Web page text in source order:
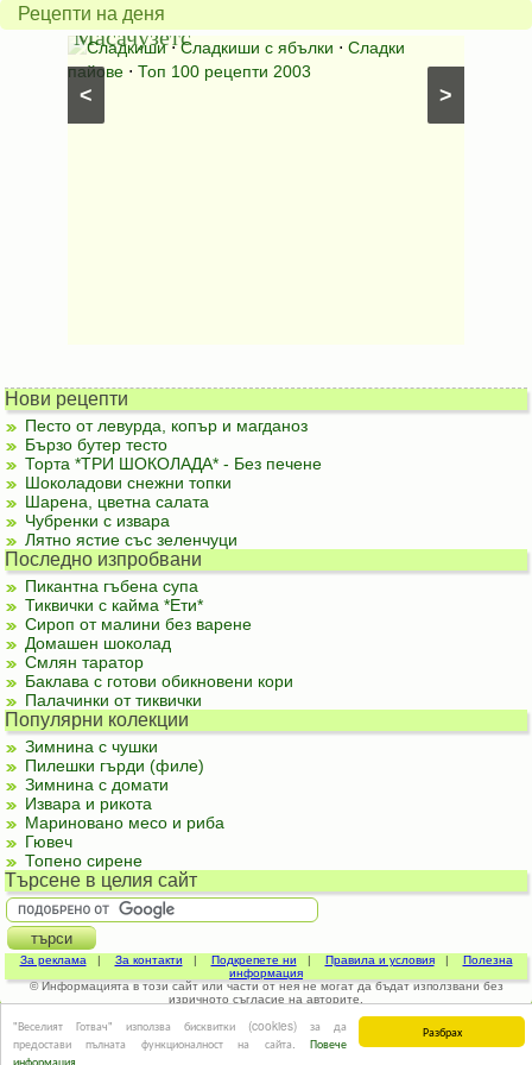
Разбрах
"Веселият Готвач" използва бисквитки (cookies) за да
предостави пълната функционалност на сайта. Повече
информация
Рецепти на деня
>
<
Масачузетс
Сладкиши⋅Сладкиши с ябълки ⋅ Сладки
пайове ⋅ Топ 100 рецепти 2003
мама
Нови рецепти
Песто от левурда, копър и магданоз
Бързо бутер тесто
Торта *ТРИ ШОКОЛАДА* - Без печене
Шоколадови снежни топки
Шарена, цветна салата
Чубренки с извара
Лятно ястие със зеленчуци
Последно изпробвани
Пикантна гъбена супа
Тиквички с кайма *Ети*
Сироп от малини без варене
Домашен шоколад
Смлян таратор
Баклава с готови обикновени кори
Палачинки от тиквички
Популярни колекции
Зимнина с чушки
Пилешки гърди (филе)
Зимнина с домати
Извара и рикота
Мариновано месо и риба
Гювеч
Топено сирене
Търсене в целия сайт
За реклама| За контакти Подкрепете ни Правила и условия|
Полезна
информация
© Информацията в този сайт или части от нея не могат да бъдат използвани без
изричното съгласие на авторите.